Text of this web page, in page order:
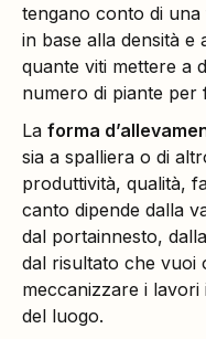
tengano conto di
in base alla densità e
quante viti mettere a
numero di piante per
La forma
sia a spalliera o di
produttività, qualità,
canto dipende dalla
dal portainnesto,
dal risultato che vuoi
meccanizzare i
del luogo.